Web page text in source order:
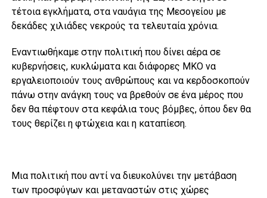
τέτοια εγκλήματα, στα ναυάγια της Μεσογείου με
δεκάδες χιλιάδες νεκρούς τα τελευταία χρόνια.
Εναντιωθήκαμε στην πολιτική που δίνει αέρα σε
κυβερνήσεις, κυκλώματα και διάφορες ΜΚΟ να
εργαλειοποιούν τους ανθρώπους και να κερδοσκοπούν
πάνω στην ανάγκη τους να βρεθούν σε ένα μέρος που
δεν θα πέφτουν στα κεφάλια τους βόμβες, όπου δεν θα
τους θερίζει η φτώχεια και η καταπίεση.
Μια πολιτική που αντί να διευκολύνει την μετάβαση
των προσφύγων και μεταναστών στις χώρες